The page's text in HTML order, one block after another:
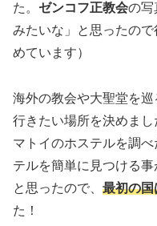
た。 ゼンコフ正教会の写
みたいな」と思ったの
めています）
海外の教会や大聖堂を
行きたい場所を決めま
マトイのホステルを調
テルを簡単に見つける事
と思ったので、 最初の国
た！